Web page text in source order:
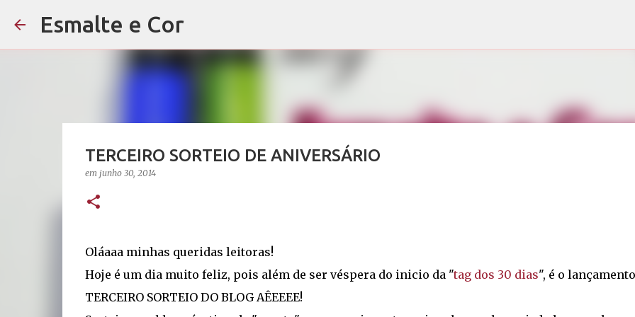
Esmalte e Cor
TERCEIRO SORTEIO DE ANIVERSÁRIO
em junho 30, 2014
Oláaaa minhas queridas leitoras!
Hoje é um dia muito feliz, pois além de ser véspera do inicio da "tag dos 30 dias", é o
TERCEIRO SORTEIO DO BLOG AÊEEEE!